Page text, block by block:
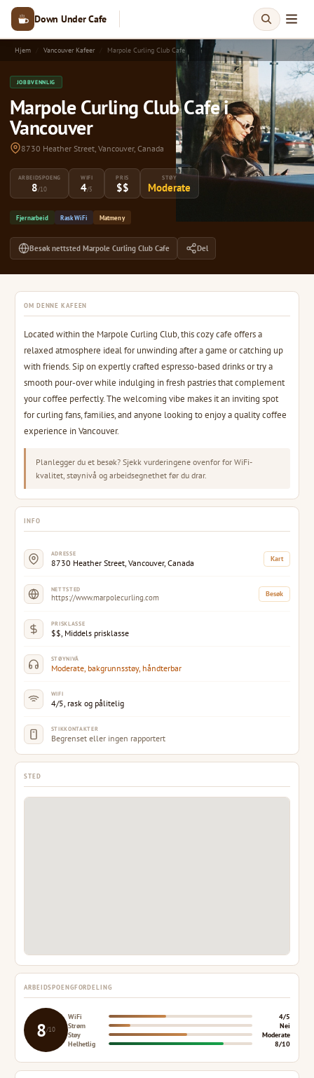
Down Under Cafe
Hjem Vancouver Kafeer Marpole Curling Club Cafe
JOBBVENNLIG
Marpole Curling Club Cafe i
Vancouver
8730 Heather Street, Vancouver, Canada
ARBEIDSPOENG
8/10
WIFI
4/5
PRIS
$$
STØY
Moderate
Fjernarbeid Rask WiFi Matmeny
Besøk nettsted Marpole Curling Club Cafe Del
OM DENNE KAFEEN
Located within the Marpole Curling Club, this cozy cafe offers a
relaxed atmosphere ideal for unwinding after a game or catching up
with friends. Sip on expertly crafted espresso-based drinks or try a
smooth pour-over while indulging in fresh pastries that complement
your coffee perfectly. The welcoming vibe makes it an inviting spot
for curling fans, families, and anyone looking to enjoy a quality coffee
experience in Vancouver.
Planlegger du et besøk? Sjekk vurderingene ovenfor for WiFi-
kvalitet, støynivå og arbeidsegnethet før du drar.
INFO
ADRESSE
8730 Heather Street, Vancouver, Canada Kart
NETTSTED
https://www.marpolecurling.com Besøk
PRISKLASSE
$$, Middels prisklasse
STØYNIVÅ
Moderate, bakgrunnsstøy, håndterbar
WIFI
4/5, rask og pålitelig
STIKKONTAKTER
Begrenset eller ingen rapportert
STED
ARBEIDSPOENGFORDELING
8/10
WiFi
4/5
Strøm
Nei
Støy
Moderate
Helhetlig
8/10